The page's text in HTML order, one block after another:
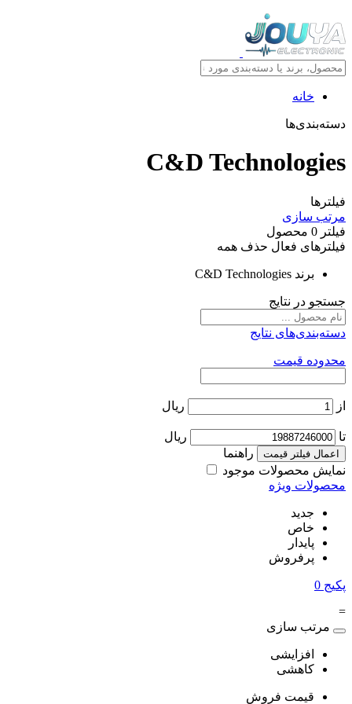
خانه
دسته‌بندی‌ها
C&D Technologies
فیلترها
مرتب سازی
فیلتر 0 محصول
فیلترهای فعال حذف همه
برند C&D Technologies
جستجو در نتایج
دسته‌بندی‌های نتایج
محدوده قیمت
از ریال
تا ریال
اعمال فیلتر قیمت
راهنما
نمایش محصولات موجود
محصولات ویژه
جدید
خاص
پایدار
پرفروش
پکیج 0
=
مرتب سازی
افزایشی
کاهشی
قیمت فروش